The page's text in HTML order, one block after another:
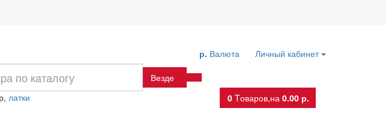
Личный кабинет
р. Валюта
Везде
латки 0 Tоваров,на 0.00 р.